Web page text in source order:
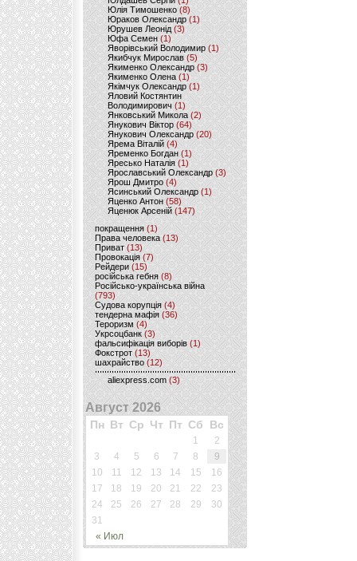
Юлія Тимошенко (8)
Юраков Олександр (1)
Юрушев Леонід (3)
Юфа Семен (1)
Яворівський Володимир (1)
Якибчук Мирослав (5)
Якименко Олександр (3)
Якименко Олена(1)
Якімчук Олександр (1)
Яловий Костянтин
Володимирович (1)
Янковський Микола(2)
Янукович Віктор (64)
Янукович Олександр(20)
Ярема Віталій(4)
Яременко Богдан(1)
Яресько Наталія(1)
Ярославський Олександр (3)
Ярош Дмитро (4)
Ясинський Олександр (1)
Яценко Антон(58)
Яценюк Арсеній (147)
покращення (1)
Права человека(13)
Приват (13)
Провокація (7)
Рейдери (15)
російська гебня (8)
Російсько-українська війна
(793)
Судова корупція (4)
тендерна мафія (36)
Тероризм (4)
Укрсоцбанк (3)
фальсифікація виборів (1)
Фокстрот(13)
шахрайство (12)
aliexpress.com (3)
Август 2026
Пн Вт Ср Чт Пт Сб Вс
« Июл
1
2
3
4 5 6 7 8
9
10
11 12 13 14 15
16
17
18 19 20 21 22
23
24
25 26 27 28 29
30
31